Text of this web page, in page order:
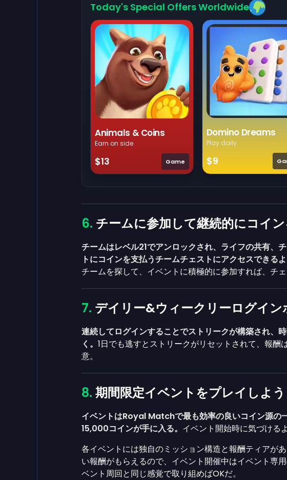
Today's Special Offers Worldwide
Animals & Coins
Earn on side
$13 Game
Domino Dreams
Play daily
$9
チームに参加して継続的にコイ
チームはレベル21でアンロックされ、ライフの共有、
トにコインを支払うチームチェストにアクセスできるよ
チームを探して、イベントに積極的に参加すれば、チ
デイリー&ウィークリーログイン
連続してログインすることでストリークが構築され、
く。 1日でも逃すとストリークがリセットされて、報酬
意。
期間限定イベントをプレイしよう
イベントはRoyal Matchで最も効率の良いコイン源の
15,000コインが手に入る。 イベント開始時に気づける
各イベントには独自のミッション構造と報酬ティアが
い報酬がもらえるので、イベント開催中はイベント専
ベント周回と同じ感覚で取り組めばOKだ。